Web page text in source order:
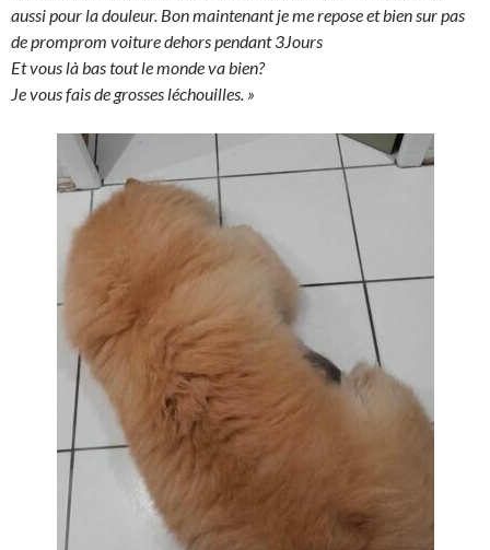
aussi pour la douleur. Bon maintenant je me repose et bien sur pas
de promprom voiture dehors pendant 3Jours
Et vous là bas tout le monde va bien?
Je vous fais de grosses léchouilles. »